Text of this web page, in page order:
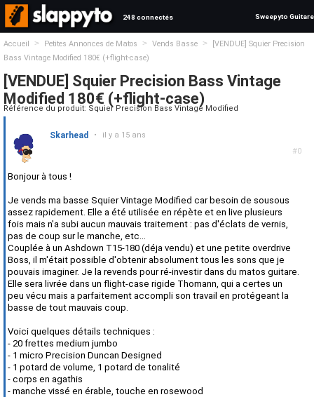
248 connectés Sweepyto Guitare
Accueil > Petites Annonces de Matos > Vends Basse >
[VENDUE] Squier Precision
Bass Vintage Modified 180€ (+flight-case)
[VENDUE] Squier Precision Bass Vintage
Modified 180€ (+flight-case)
Référence du produit: Squier Precision Bass Vintage Modified
#0
Skarhead • il y a 15 ans
Bonjour à tous !
Je vends ma basse Squier Vintage Modified car besoin de sousous
assez rapidement. Elle a été utilisée en répète et en live plusieurs
fois mais n'a subi aucun mauvais traitement : pas d'éclats de vernis,
pas de coup sur le manche, etc...
Couplée à un Ashdown T15-180 (déja vendu) et une petite overdrive
Boss, il m'était possible d'obtenir absolument tous les sons que je
pouvais imaginer. Je la revends pour ré-investir dans du matos guitare.
Elle sera livrée dans un flight-case rigide Thomann, qui a certes un
peu vécu mais a parfaitement accompli son travail en protégeant la
basse de tout mauvais coup.
Voici quelques détails techniques :
- 20 frettes medium jumbo
- 1 micro Precision Duncan Designed
- 1 potard de volume, 1 potard de tonalité
- corps en agathis
- manche vissé en érable, touche en rosewood